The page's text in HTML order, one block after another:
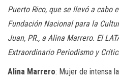
Puerto Rico, que se llevó a cabo
Fundación Nacional para la
Juan, PR., a Alina Marrero. El
Extraordinario Periodismo y
Alina Marrero: Mujer de intensa